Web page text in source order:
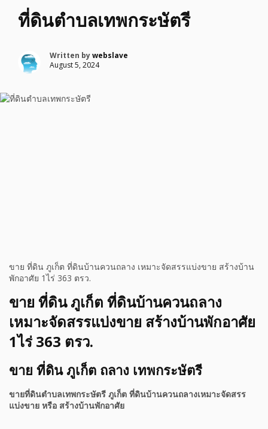
ที่ดินตำบลเทพกระษัตรี
Written bywebslave
August 5, 2024
ขาย ที่ดิน ภูเก็ต ที่ดินบ้านควนถลาง เหมาะจัดสรรแบ่งขาย สร้างบ้าน
พักอาศัย 1ไร่ 363 ตรว.
ขาย ที่ดิน ภูเก็ต ที่ดินบ้านควนถลาง
เหมาะจัดสรรแบ่งขาย สร้างบ้านพักอาศัย
1ไร่ 363 ตรว.
ขาย ที่ดิน ภูเก็ต ถลาง เทพกระษัตรี
ขายที่ดินตำบลเทพกระษัตรี ภูเก็ต ที่ดินบ้านควนถลางเหมาะจัดสรร
แบ่งขาย หรือ สร้างบ้านพักอาศัย